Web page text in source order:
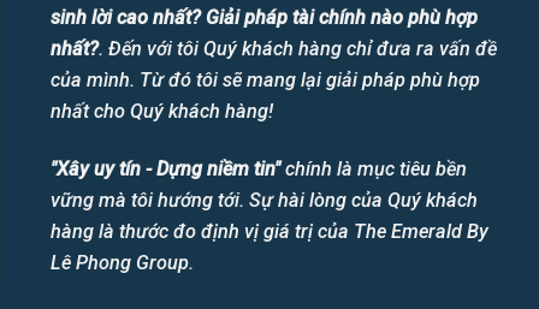
sinh lời cao nhất? Giải pháp tài chính nào phù hợp
nhất?. Đến với tôi Quý khách hàng chỉ đưa ra vấn đề
của mình. Từ đó tôi sẽ mang lại giải pháp phù hợp
nhất cho Quý khách hàng!
"Xây uy tín - Dựng niềm tin"chính là mục tiêu bền
vững mà tôi hướng tới. Sự hài lòng của Quý khách
hàng là thước đo định vị giá trị của The Emerald By
Lê Phong Group.